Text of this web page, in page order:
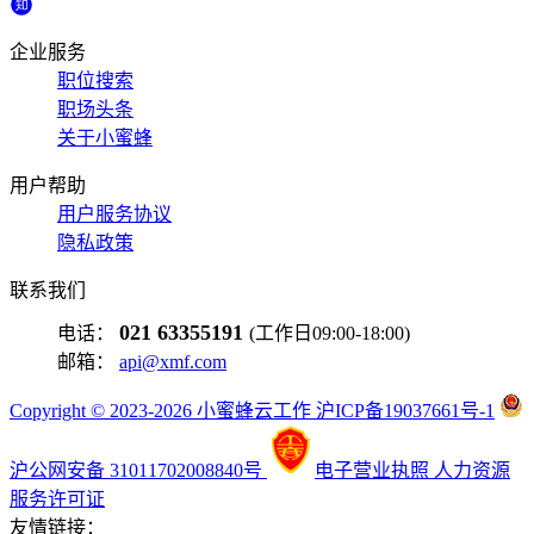
企业服务
职位搜索
职场头条
关于小蜜蜂
用户帮助
用户服务协议
隐私政策
联系我们
电话： 021 63355191 (工作日09:00-18:00)
邮箱： api@xmf.com
Copyright © 2023-2026 小蜜蜂云工作 沪ICP备19037661号-1
沪公网安备 31011702008840号 电子营业执照 人力资源
服务许可证
友情链接：